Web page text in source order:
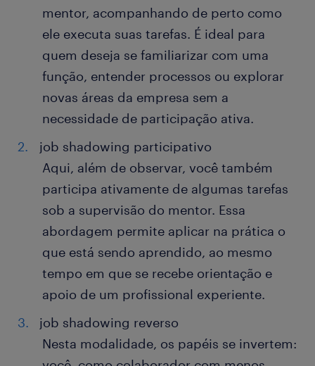
mentor, acompanhando de perto como
ele executa suas tarefas. É ideal para
quem deseja se familiarizar com uma
função, entender processos ou explorar
novas áreas da empresa sem a
necessidade de participação ativa.
job shadowing participativo
Aqui, além de observar, você também
participa ativamente de algumas tarefas
sob a supervisão do mentor. Essa
abordagem permite aplicar na prática o
que está sendo aprendido, ao mesmo
tempo em que se recebe orientação e
apoio de um profissional experiente.
job shadowing reverso
Nesta modalidade, os papéis se invertem: